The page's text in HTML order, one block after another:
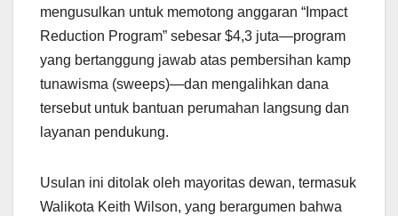
mengusulkan untuk memotong anggaran “Impact
Reduction Program” sebesar $4,3 juta—program
yang bertanggung jawab atas pembersihan kamp
tunawisma (sweeps)—dan mengalihkan dana
tersebut untuk bantuan perumahan langsung dan
layanan pendukung.
Usulan ini ditolak oleh mayoritas dewan, termasuk
Walikota Keith Wilson, yang berargumen bahwa